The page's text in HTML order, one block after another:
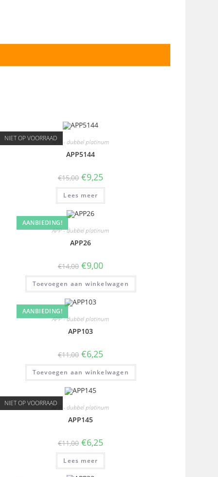
NIET OP VOORRAADAPP - dubbel platinum
APP5144
€15,00 €9,25
Lees meer
AANBIEDING!
APP - dubbel platinum
APP26
€14,00 €9,00
Toevoegen aan winkelwagen
AANBIEDING!
APP - dubbel platinum
APP103
€11,00 €6,25
Toevoegen aan winkelwagen
NIET OP VOORRAADAPP - dubbel platinum
APP145
€11,00 €6,25
Lees meer